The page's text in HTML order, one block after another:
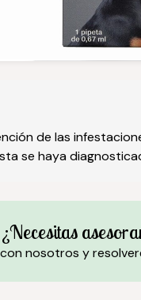
de las
se haya
nosotros y